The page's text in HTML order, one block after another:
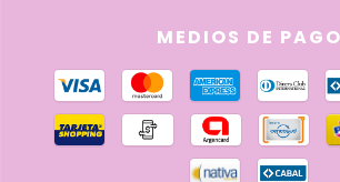
MEDIOS DE PAGO